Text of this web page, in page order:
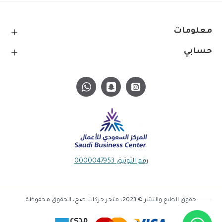
معلومات
حسابي
رقم التوثيق 0000047953
حقوق الطبع والنشر © 2023، متجر حركات صح، الحقوق محفوظة